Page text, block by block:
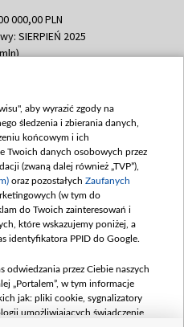
000,00 PLN
SIERPIEŃ 2025
051,21 PLN
mln, październik 350
000,00 PLN
GRUDZIEŃ 2025
mln)
000,00 PLN
LUTY 2026 (wpłata
180 mln, 8
000,00 PLN
aby wyrazić zgody na
śledzenia i zbierania danych,
końcowym i ich
Twoich danych osobowych przez
(zwaną dalej również „TVP”),
oraz pozostałych Zaufanych
(w tym do
do Twoich zainteresowań i
które wskazujemy poniżej, a
identyfikatora PPID do Google.
odwiedzania przez Ciebie naszych
„Portalem”, w tym informacje
jak: pliki cookie, sygnalizatory
umożliwiających świadczenie